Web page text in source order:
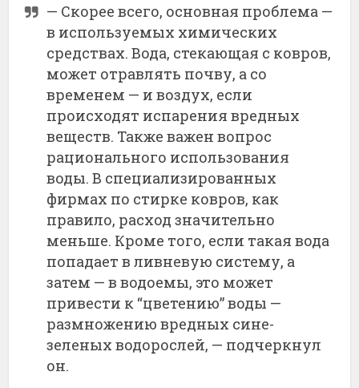
— Скорее всего, основная проблема —
в используемых химических
средствах. Вода, стекающая с ковров,
может отравлять почву, а со
временем — и воздух, если
происходят испарения вредных
веществ. Также важен вопрос
рационального использования
воды. В специализированных
фирмах по стирке ковров, как
правило, расход значительно
меньше. Кроме того, если такая вода
попадает в ливневую систему, а
затем — в водоемы, это может
привести к “цветению” воды —
размножению вредных сине-
зеленых водорослей, — подчеркнул
он.